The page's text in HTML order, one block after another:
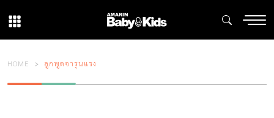
HOME ลูกพูดจารุนแรง